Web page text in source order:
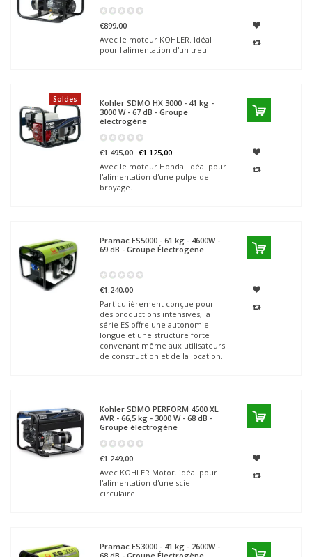
€899,00
Avec le moteur KOHLER. Idéal
pour l'alimentation d'un treuil
Soldes Kohler SDMO HX 3000 - 41 kg -
3000 W - 67 dB - Groupe
électrogène
€1.495,00 €1.125,00
Avec le moteur Honda. Idéal pour
l'alimentation d'une pulpe de
broyage.
PramacES5000 - 61 kg - 4600W -
69 dB - Groupe Électrogène
€1.240,00
Particulièrement conçue pour
des productions intensives, la
série ES offre une autonomie
longue et une structure forte
convenant même aux utilisateurs
de construction et de la location.
Kohler SDMO PERFORM 4500 XL
AVR - 66,5 kg - 3000 W - 68 dB -
Groupe électrogène
€1.249,00
Avec KOHLER Motor. idéal pour
l'alimentation d'une scie
circulaire.
PramacES3000 - 41 kg - 2600W -
68 dB - Groupe Électrogène